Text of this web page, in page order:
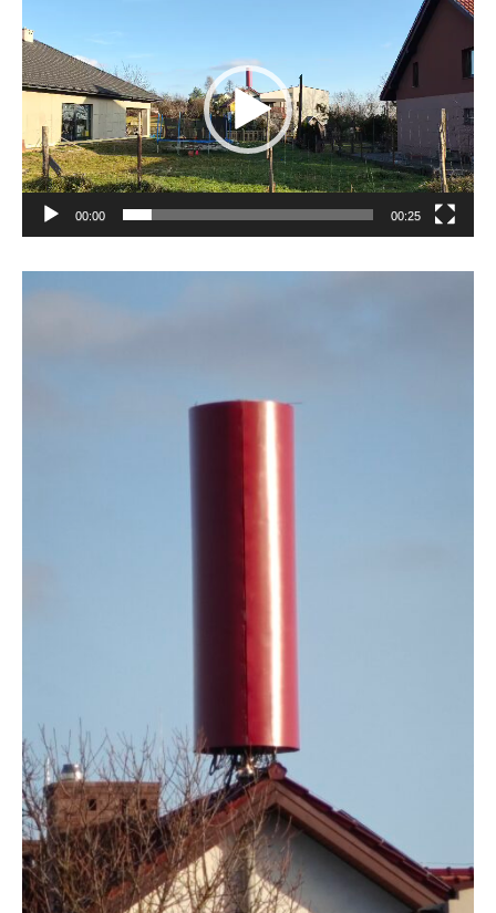
video
00:00 00:25